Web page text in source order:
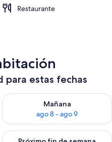
Una piscina al aire libre, tumbonas
Restaurante
para estas fechas
noche, ago 7 - ago 8
Mañana
ago 8 - ago 9
Consulta la disponibilidad
fin de semana, ago 7 -
Consulta la disponibilidad